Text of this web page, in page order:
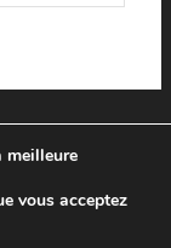
meilleure
vous acceptez